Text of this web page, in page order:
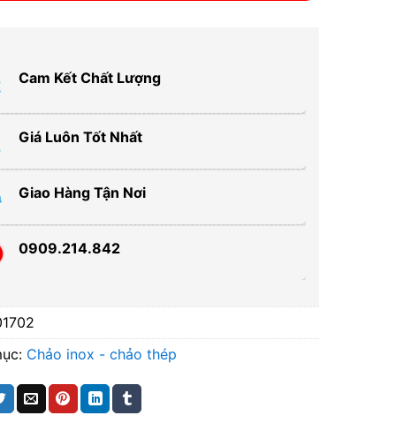
Cam Kết Chất Lượng
Giá Luôn Tốt Nhất
Giao Hàng Tận Nơi
0909.214.842
Chảo inox - chảo thép